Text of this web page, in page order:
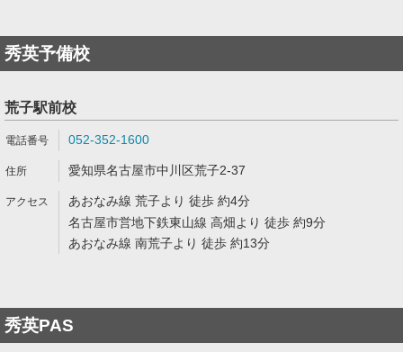
秀英予備校
荒子駅前校
052-352-1600
愛知県名古屋市中川区荒子2-37
あおなみ線 荒子より 徒歩 約4分
名古屋市営地下鉄東山線 高畑より 徒歩 約9分
あおなみ線 南荒子より 徒歩 約13分
秀英PAS